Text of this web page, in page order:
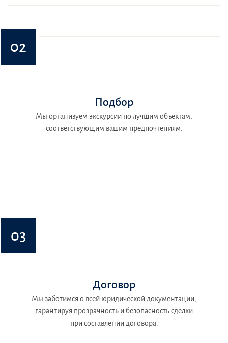
02
Подбор
Мы организуем экскурсии по лучшим объектам,
соответствующим вашим предпочтениям.
03
Договор
Мы заботимся о всей юридической документации,
гарантируя прозрачность и безопасность сделки
при составлении договора.